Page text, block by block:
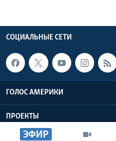
ЭФИР
СОЦИАЛЬНЫЕ СЕТИ
ГОЛОС АМЕРИКИ
ПРОЕКТЫ